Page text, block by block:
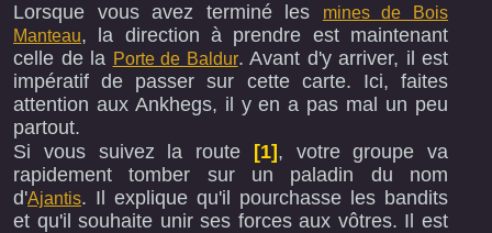
Lorsque vous avez terminé les
mines de Bois
Manteau, la direction à prendre est maintenant
celle de la Porte de Baldur. Avant d'y arriver, il est
impératif de passer sur cette carte. Ici, faites
attention aux Ankhegs, il y en a pas mal un peu
partout.
Si vous suivez la route
[1] , votre groupe va
rapidement tomber sur un paladin du nom
d'Ajantis. Il explique qu'il pourchasse les bandits
et qu'il souhaite unir ses forces aux vôtres. Il est